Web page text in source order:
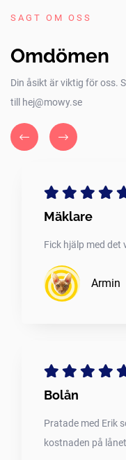
SAGT OM OSS
Omdömen
Din åsikt är viktig för oss.
till hej@mowy.se
Mäklare
Fick hjälp med det
Armin
Bolån
Pratade med Erik
kostnaden på